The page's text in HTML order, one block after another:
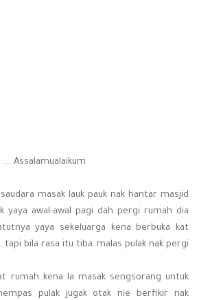
Assalamualaikum ...
masak lauk pauk nak hantar masjid
yaya awal-awal pagi dah pergi rumah dia
yaya sekeluarga kena berbuka kat
bila rasa itu tiba..malas pulak nak pergi..
rumah..kena la masak sengsorang untuk
pulak jugak otak nie berfikir nak